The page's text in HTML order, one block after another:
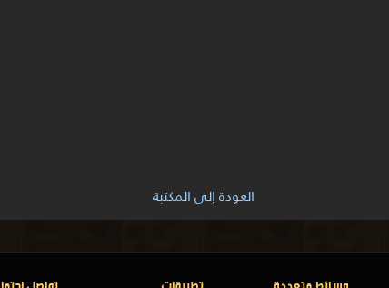
العودة إلى المكتبة
وسائط متعددة تطبيقات تواصل